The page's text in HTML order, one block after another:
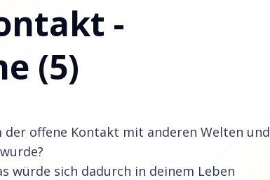
-
(5)
der offene Kontakt mit anderen Welten und
würde sich dadurch in deinem Leben